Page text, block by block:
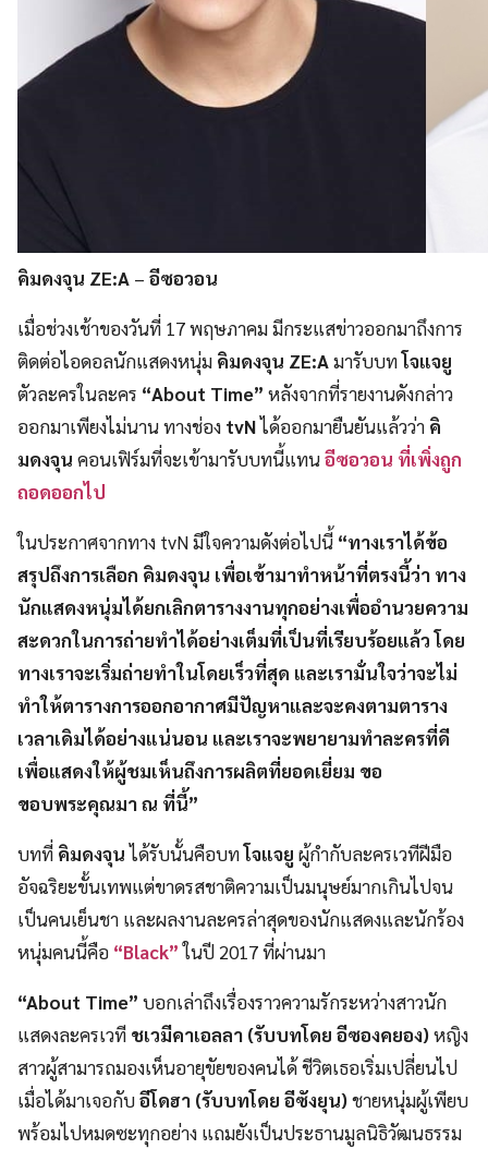
คิมดงจุน ZE:A – อีซอวอน
เมื่อช่วงเช้าของวันที่ 17 พฤษภาคม มีกระแสข่าวออกมาถึงการ
ติดต่อไอดอลนักแสดงหนุ่ม คิมดงจุน ZE:Aมารับบทโจแจยู
ตัวละครในละคร “About Time” หลังจากที่รายงานดังกล่าว
ออกมาเพียงไม่นาน ทางช่อง tvNได้ออกมายืนยันแล้วว่า คิ
มดงจุน คอนเฟิร์มที่จะเข้ามารับบทนี้แทนอีซอวอน ที่เพิ่งถูก
ถอดออกไป
ในประกาศจากทาง tvN มีใจความดังต่อไปนี้ “ทางเราได้ข้อ
สรุปถึงการเลือก คิมดงจุน เพื่อเข้ามาทำหน้าที่ตรงนี้ว่า ทาง
นักแสดงหนุ่มได้ยกเลิกตารางงานทุกอย่างเพื่ออำนวยความ
สะดวกในการถ่ายทำได้อย่างเต็มที่เป็นที่เรียบร้อยแล้ว โดย
ทางเราจะเริ่มถ่ายทำในโดยเร็วที่สุด และเรามั่นใจว่าจะไม่
ทำให้ตารางการออกอากาศมีปัญหาและจะคงตามตาราง
เวลาเดิมได้อย่างแน่นอน และเราจะพยายามทำละครที่ดี
เพื่อแสดงให้ผู้ชมเห็นถึงการผลิตที่ยอดเยี่ยม ขอ
ขอบพระคุณมา ณ ที่นี้”
บทที่ คิมดงจุนได้รับนั้นคือบทโจแจยู ผู้กำกับละครเวทีฝีมือ
อัจฉริยะขั้นเทพแต่ขาดรสชาติความเป็นมนุษย์มากเกินไปจน
เป็นคนเย็นชา และผลงานละครล่าสุดของนักแสดงและนักร้อง
หนุ่มคนนี้คือ “Black”ในปี 2017 ที่ผ่านมา
“About Time” บอกเล่าถึงเรื่องราวความรักระหว่างสาวนัก
แสดงละครเวที ชเวมีคาเอลลา (รับบทโดย อีซองคยอง)หญิง
สาวผู้สามารถมองเห็นอายุขัยของคนได้ ชีวิตเธอเริ่มเปลี่ยนไป
เมื่อได้มาเจอกับอีโดฮา (รับบทโดย อีซังยุน)ชายหนุ่มผู้เพียบ
พร้อมไปหมดซะทุกอย่าง แถมยังเป็นประธานมูลนิธิวัฒนธรรม